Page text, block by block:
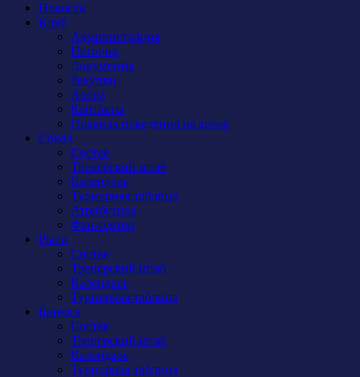
Новости
Клуб
Администрация
История
Документы
Закупки
Арена
Контакты
Правила поведения на арене
Сокол
Состав
Тренерский штаб
Календарь
Турнирная таблица
Атрибутика
Фан-сектор
Рыси
Состав
Тренерский штаб
Календарь
Турнирная таблица
Бирюса
Состав
Тренерский штаб
Календарь
Турнирная таблица